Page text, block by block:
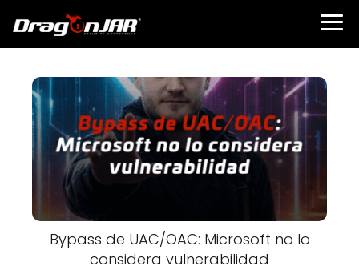
Bypass de UAC/OAC: Microsoft no lo
considera vulnerabilidad